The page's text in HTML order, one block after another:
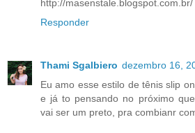
http://masenstale.blogspot.com.br/
Responder
Thami Sgalbiero dezembro 16,
Eu amo esse estilo de tênis slip
e já to pensando no próximo
vai ser um preto, pra combianr